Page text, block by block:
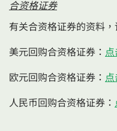
合资格证券
有关合资格证券的资料，
美元回购合资格证券： 点
欧元回购合资格证券： 点
人民币回购合资格证券：